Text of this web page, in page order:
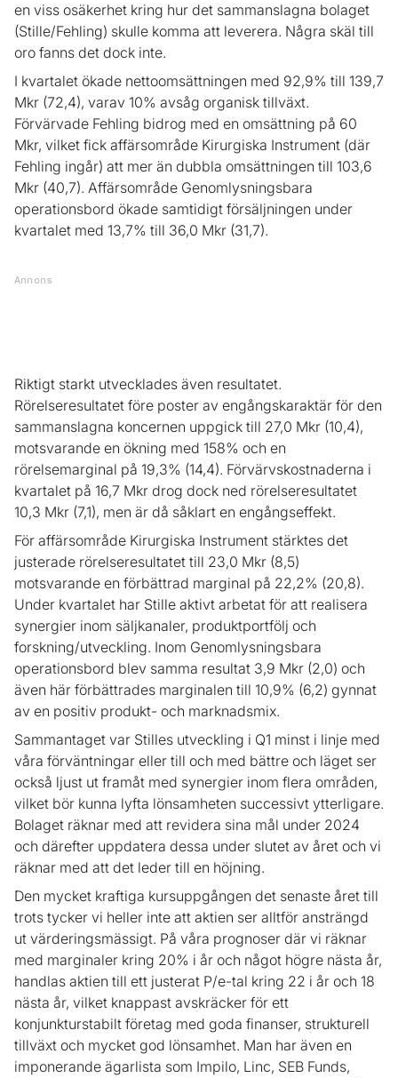
en viss osäkerhet kring hur det sammanslagna bolaget
(Stille/Fehling) skulle komma att leverera. Några skäl till
oro fanns det dock inte.
I kvartalet ökade nettoomsättningen med 92,9% till 139,7
Mkr (72,4), varav 10% avsåg organisk tillväxt.
Förvärvade Fehling bidrog med en omsättning på 60
Mkr, vilket fick affärsområde Kirurgiska Instrument (där
Fehling ingår) att mer än dubbla omsättningen till 103,6
Mkr (40,7). Affärsområde Genomlysningsbara
operationsbord ökade samtidigt försäljningen under
kvartalet med 13,7% till 36,0 Mkr (31,7).
Annons
Riktigt starkt utvecklades även resultatet.
Rörelseresultatet före poster av engångskaraktär för den
sammanslagna koncernen uppgick till 27,0 Mkr (10,4),
motsvarande en ökning med 158% och en
rörelsemarginal på 19,3% (14,4). Förvärvskostnaderna i
kvartalet på 16,7 Mkr drog dock ned rörelseresultatet
10,3 Mkr (7,1), men är då såklart en engångseffekt.
För affärsområde Kirurgiska Instrument stärktes det
justerade rörelseresultatet till 23,0 Mkr (8,5)
motsvarande en förbättrad marginal på 22,2% (20,8).
Under kvartalet har Stille aktivt arbetat för att realisera
synergier inom säljkanaler, produktportfölj och
forskning/utveckling. Inom Genomlysningsbara
operationsbord blev samma resultat 3,9 Mkr (2,0) och
även här förbättrades marginalen till 10,9% (6,2) gynnat
av en positiv produkt- och marknadsmix.
Sammantaget var Stilles utveckling i Q1 minst i linje med
våra förväntningar eller till och med bättre och läget ser
också ljust ut framåt med synergier inom flera områden,
vilket bör kunna lyfta lönsamheten successivt ytterligare.
Bolaget räknar med att revidera sina mål under 2024
och därefter uppdatera dessa under slutet av året och vi
räknar med att det leder till en höjning.
Den mycket kraftiga kursuppgången det senaste året till
trots tycker vi heller inte att aktien ser alltför ansträngd
ut värderingsmässigt. På våra prognoser där vi räknar
med marginaler kring 20% i år och något högre nästa år,
handlas aktien till ett justerat P/e-tal kring 22 i år och 18
nästa år, vilket knappast avskräcker för ett
konjunkturstabilt företag med goda finanser, strukturell
tillväxt och mycket god lönsamhet. Man har även en
imponerande ägarlista som Impilo, Linc, SEB Funds,